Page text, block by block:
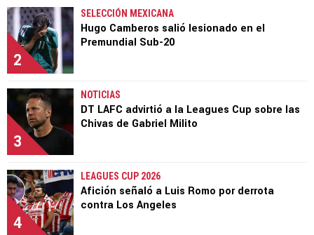
2
SELECCIÓN MEXICANA
Hugo Camberos salió lesionado en el
Premundial Sub-20
3
NOTICIAS
DT LAFC advirtió a la Leagues Cup sobre las
Chivas de Gabriel Milito
4
LEAGUES CUP 2026
Afición señaló a Luis Romo por derrota
contra Los Angeles